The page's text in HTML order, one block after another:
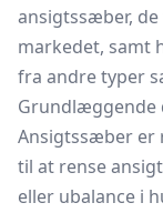
ansigtssæber,
markedet, samt
fra andre typer
Grundlæggende
Ansigtssæber er
til at rense
eller ubalance i